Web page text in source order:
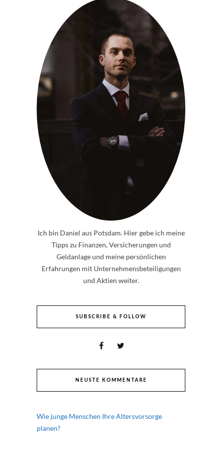
Ich bin Daniel aus Potsdam. Hier gebe ich meine
Tipps zu Finanzen, Versicherungen und
Geldanlage und meine persönlichen
Erfahrungen mit Unternehmensbeteiligungen
und Aktien weiter.
SUBSCRIBE & FOLLOW
NEUSTE KOMMENTARE
Wie junge Menschen Ihre Altersvorsorge
planen?